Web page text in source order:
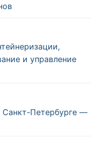
и управление
Петербурге —